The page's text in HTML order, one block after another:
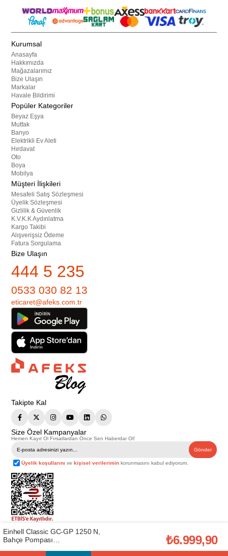
Kurumsal
Anasayfa
Hakkımızda
Mağazalarımız
Bize Ulaşın
Markalar
Havale Bildirimi
Popüler Kategoriler
Beyaz Eşya
Mutfak
Banyo
Elektrikli Ev Aleti
Hırdavat
Oto
Boya
Mobilya
Müşteri İlişkileri
Mesafeli Satış Sözleşmesi
Üyelik Sözleşmesi
Gizlilik & Güvenlik
K.V.K.K Aydınlatma
Kargo Takibi
Alışverişsiz Ödeme
Fatura Sorgulama
Bize Ulaşın
444 5 235
0533 030 82 13
eticaret@afeks.com.tr
Takipte Kal
Size Özel Kampanyalar
Hemen Kayıt Ol Fırsatlardan Önce Sen Haberdar Ol!
Gönder
Üyelik koşullarını vekişisel verilerimin korunmasını kabul ediyorum.
Telif Hakkı © 2026Afeks Yapı Market
Bu web sitesindeki tüm ürünler ticari amaçlıdır. Web sitemizde yer alan
görsel ve yazılı içerikler firmamıza ait olup, firmamızın yazılı izni alınmadan
hiçbir yazılı/görsel içerik, logo, kopyalanamaz, kaynak gösterilemez ve
Einhell Classic GC-GP 1250 N,
Bahçe Pompası
₺6.999,90